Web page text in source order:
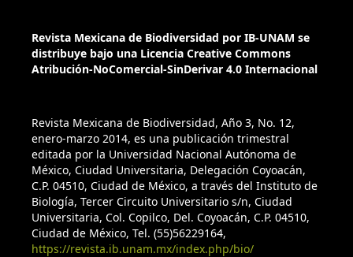
Revista Mexicana de Biodiversidad por IB-UNAM se
distribuye bajo una Licencia Creative Commons
Atribución-NoComercial-SinDerivar 4.0 Internacional
Revista Mexicana de Biodiversidad, Año 3, No. 12,
enero-marzo 2014, es una publicación trimestral
editada por la Universidad Nacional Autónoma de
México, Ciudad Universitaria, Delegación Coyoacán,
C.P. 04510, Ciudad de México, a través del Instituto de
Biología, Tercer Circuito Universitario s/n, Ciudad
Universitaria, Col. Copilco, Del. Coyoacán, C.P. 04510,
Ciudad de México, Tel. (55)56229164,
https://revista.ib.unam.mx/index.php/bio/